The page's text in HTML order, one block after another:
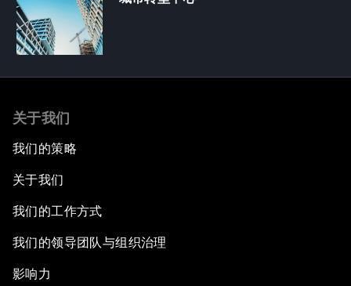
关于我们
我们的策略
关于我们
我们的工作方式
我们的领导团队与组织治理
影响力